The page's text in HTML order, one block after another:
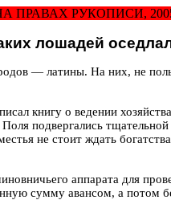
ПРАВАХ РУКОПИСИ,
лошадей
— латины. На них, не
книгу о ведении
подвергались
не стоит ждать
аппарата для
сумму авансом, а потом